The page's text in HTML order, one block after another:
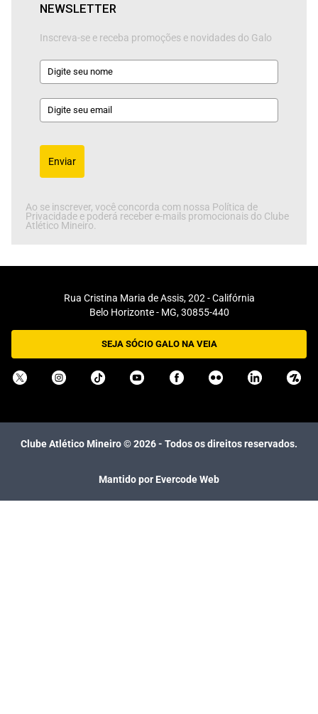
NEWSLETTER
Inscreva-se e receba promoções e novidades do Galo
Enviar
Ao se inscrever, você concorda com nossa Política de
Privacidade e poderá receber e-mails promocionais do Clube
Atlético Mineiro.
Rua Cristina Maria de Assis, 202 - Califórnia
Belo Horizonte - MG, 30855-440
SEJA SÓCIO GALO NA VEIA
Clube Atlético Mineiro ©2026- Todos os direitos reservados.
Mantido por Evercode Web